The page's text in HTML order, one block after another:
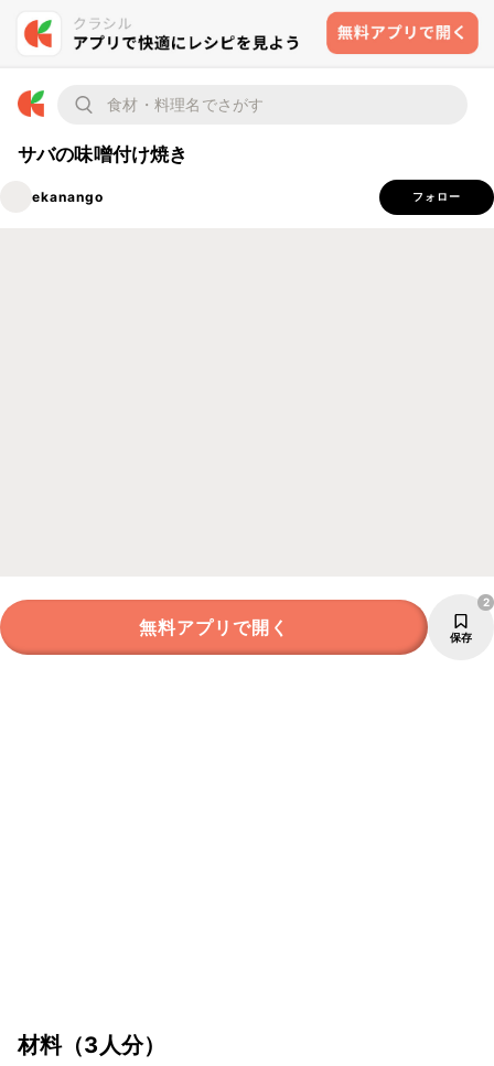
サバの味噌付け焼き
ekanango フォロー
無料アプリで開く 保存
2
材料（3人分）